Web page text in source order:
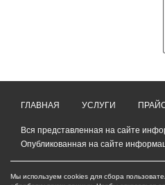
ГЛАВНАЯ УСЛУГИ
Вся представленная на сайте
Опубликованная на сайте
Мы используем cookies для сбора